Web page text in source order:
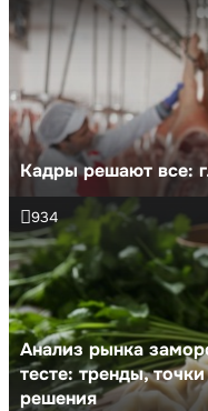
Кадры решают все:
Анализ рынка
тесте: тренды,
решения
934